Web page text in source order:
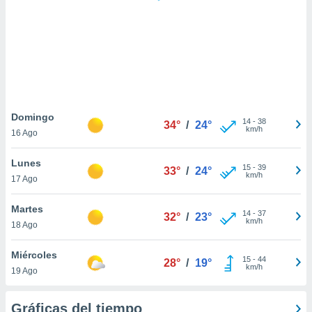
similares
como
sitio
de
traten tus
en
interés
su
Domingo
16 Ago
34° / 24° 14- 38
km/h
Lunes
17 Ago
33° / 24° 15- 39
km/h
Martes
18 Ago
32° / 23° 14- 37
km/h
Miércoles
19 Ago
28° / 19° 15- 44
km/h
Gráficas del tiempo